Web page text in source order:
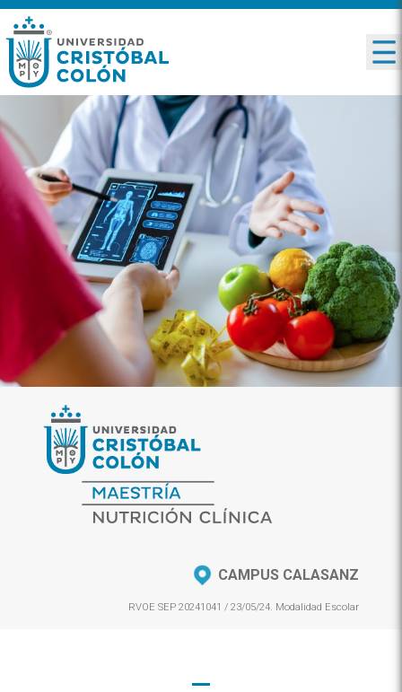
CAMPUS CALASANZ
RVOE SEP 20241041 / 23/05/24. Modalidad Escolar